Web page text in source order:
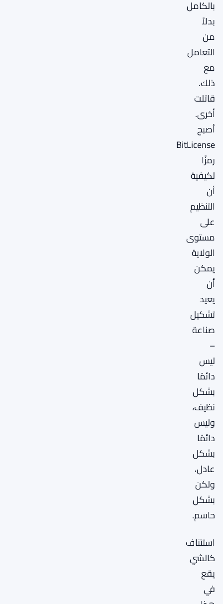
بالكامل
بدلاً
من
التعامل
مع
ذلك.
قاتلت
أخرى.
أصبح
BitLicense
رمزًا
لكيفية
أن
التنظيم
على
مستوى
الولاية
يمكن
أن
يعيد
تشكيل
صناعة
–
ليس
دائمًا
بشكل
نظيف،
وليس
دائمًا
بشكل
عادل،
ولكن
بشكل
حاسم.
استئناف
كالشي
يقع
في